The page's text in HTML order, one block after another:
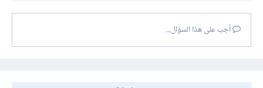
أجب على هذا السؤال...